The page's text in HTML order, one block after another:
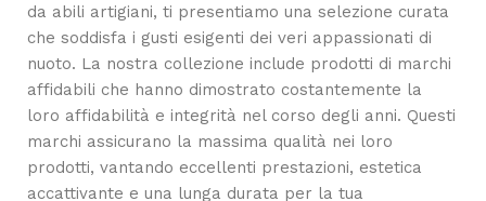
da abili artigiani, ti presentiamo una selezione curata
che soddisfa i gusti esigenti dei veri appassionati di
nuoto. La nostra collezione include prodotti di marchi
affidabili che hanno dimostrato costantemente la
loro affidabilità e integrità nel corso degli anni. Questi
marchi assicurano la massima qualità nei loro
prodotti, vantando eccellenti prestazioni, estetica
accattivante e una lunga durata per la tua